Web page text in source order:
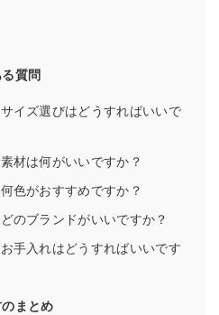
質問
イズ選びはどうすればいいで
材は何がいいですか？
色がおすすめですか？
のブランドがいいですか？
手入れはどうすればいいです
まとめ